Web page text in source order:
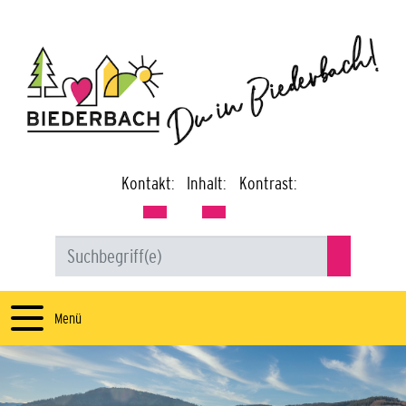
Kontakt: Inhalt: Kontrast:
Menü